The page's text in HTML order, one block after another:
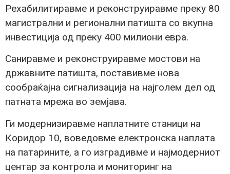
Рехабилитиравме и реконструиравме преку 80
магистрални и регионални патишта со вкупна
инвестиција од преку 400 милиони евра.
Саниравме и реконструиравме мостови на
државните патишта, поставивме нова
сообраќајна сигнализација на најголем дел од
патната мрежа во земјава.
Ги модернизиравме наплатните станици на
Коридор 10, воведовме електронска наплата
на патарините, а го изградивме и најмодерниот
центар за контрола и мониторинг на